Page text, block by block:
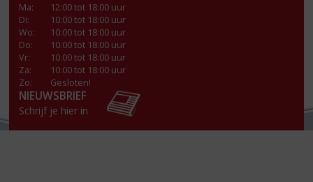
Ma:
12:00 tot 18:00 uur
Di:
10:00 tot 18:00 uur
Wo:
10:00 tot 18:00 uur
Do:
10:00 tot 18:00 uur
Vr:
10:00 tot 18:00 uur
Za:
10:00 tot 18:00 uur
Zo:
Gesloten!
NIEUWSBRIEF
Schrijf je hier in